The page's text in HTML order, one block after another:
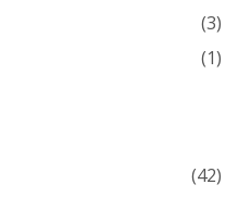
(3)
(1)
(42)